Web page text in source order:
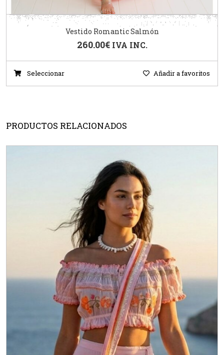
Vestido Romantic Salmón
260.00€ IVA INC.
Seleccionar Añadir a favoritos
PRODUCTOS RELACIONADOS